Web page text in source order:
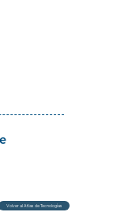
Volver al Atlas de Tecnologías